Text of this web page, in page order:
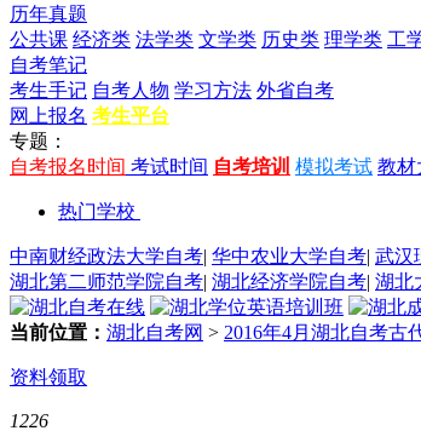
历年真题
公共课 经济类 法学类 文学类 历史类 理学类 工
自考笔记
考生手记 自考人物 学习方法 外省自考
网上报名 考生平台
专题：
自考报名时间 考试时间 自考培训 模拟考试 教材
热门学校
中南财经政法大学自考| 华中农业大学自考| 武汉
湖北第二师范学院自考| 湖北经济学院自考| 湖北
当前位置： 湖北自考网 > 2016年4月湖北自考古
资料领取
1226